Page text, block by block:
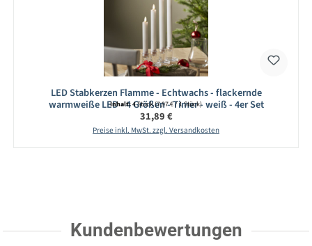
LED Stabkerzen Flamme - Echtwachs - flackernde
warmweiße LED - 4 Größen - Timer - weiß - 4er Set
Inhalt:4 Stück(7,97 € / 1 Stück)
Regulärer Preis:
31,89 €
Preise inkl. MwSt. zzgl. Versandkosten
Kundenbewertungen